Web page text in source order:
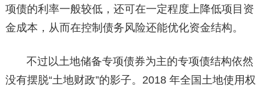
项债的利率一般较低，还可在一定程度上降低项目资
金成本，从而在控制债务风险还能优化资金结构。
不过以土地储备专项债券为主的专项债结构依然
没有摆脱“土地财政”的影子。2018 年全国土地使用权